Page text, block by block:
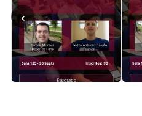
‹